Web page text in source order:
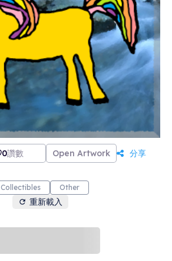
0讚數 Open Artwork 分享
Collectibles Other
重新載入